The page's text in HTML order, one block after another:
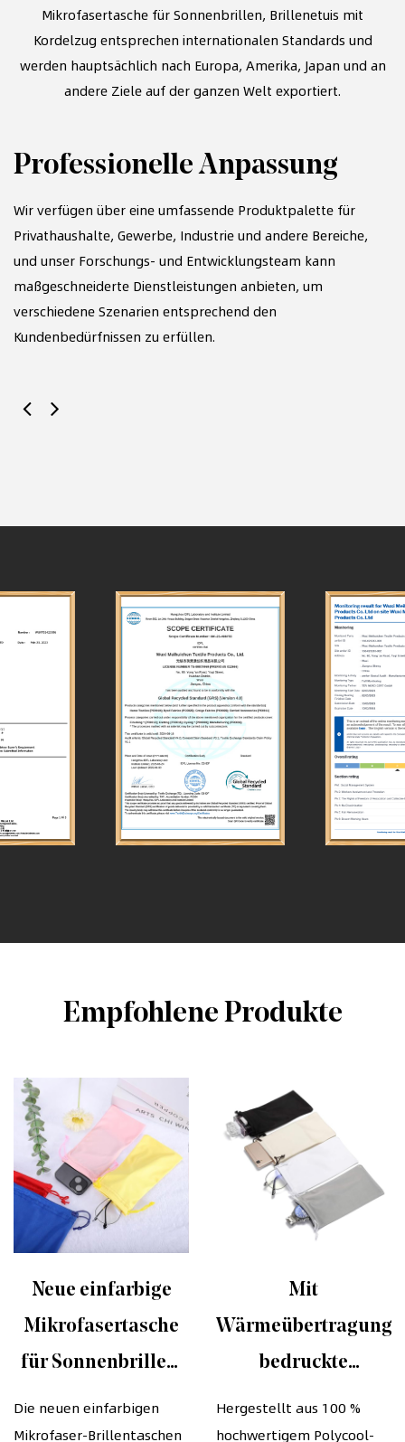
Mikrofasertasche für Sonnenbrillen, Brillenetuis mit
Kordelzug entsprechen internationalen Standards und
werden hauptsächlich nach Europa, Amerika, Japan und an
andere Ziele auf der ganzen Welt exportiert.
Professionelle Anpassung
Wir verfügen über eine umfassende Produktpalette für
Privathaushalte, Gewerbe, Industrie und andere Bereiche,
und unser Forschungs- und Entwicklungsteam kann
maßgeschneiderte Dienstleistungen anbieten, um
verschiedene Szenarien entsprechend den
Kundenbedürfnissen zu erfüllen.
Empfohlene Produkte
Neue einfarbige
Mikrofasertasche
für Sonnenbrillen,
Brillenetuis mit
Kordelzug
Die neuen einfarbigen
Mikrofaser-Brillentaschen
Mit
Wärmeübertragung
bedruckte
Brillenetuis aus
Mikrofaser mit
Hergestellt aus 100 %
hochwertigem Polycool-